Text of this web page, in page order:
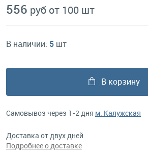
556 руб от 100 шт
В наличии: 5 шт
В корзину
Самовывоз через 1-2 дня м. Калужская
Доставка от двух дней
Подробнее о доставке